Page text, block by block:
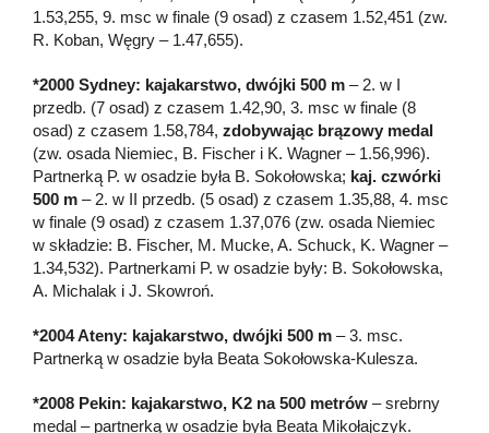
1.53,255, 9. msc w finale (9 osad) z czasem 1.52,451 (zw.
R. Koban, Węgry – 1.47,655).
*2000 Sydney: kajakarstwo, dwójki 500 m – 2. w I
przedb. (7 osad) z czasem 1.42,90, 3. msc w finale (8
osad) z czasem 1.58,784, zdobywając brązowy medal
(zw. osada Niemiec, B. Fischer i K. Wagner – 1.56,996).
Partnerką P. w osadzie była B. Sokołowska; kaj. czwórki
500 m – 2. w II przedb. (5 osad) z czasem 1.35,88, 4. msc
w finale (9 osad) z czasem 1.37,076 (zw. osada Niemiec
w składzie: B. Fischer, M. Mucke, A. Schuck, K. Wagner –
1.34,532). Partnerkami P. w osadzie były: B. Sokołowska,
A. Michalak i J. Skowroń.
*2004 Ateny: kajakarstwo, dwójki 500 m – 3. msc.
Partnerką w osadzie była Beata Sokołowska-Kulesza.
*2008 Pekin: kajakarstwo, K2 na 500 metrów – srebrny
medal – partnerką w osadzie była Beata Mikołajczyk.